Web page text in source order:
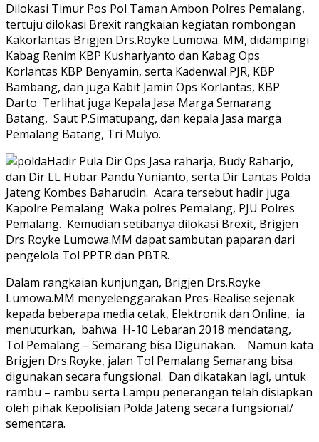
Dilokasi Timur Pos Pol Taman Ambon Polres Pemalang,
tertuju dilokasi Brexit rangkaian kegiatan rombongan
Kakorlantas Brigjen Drs.Royke Lumowa. MM, didampingi
Kabag Renim KBP Kushariyanto dan Kabag Ops
Korlantas KBP Benyamin, serta Kadenwal PJR, KBP
Bambang, dan juga Kabit Jamin Ops Korlantas, KBP
Darto. Terlihat juga Kepala Jasa Marga Semarang
Batang, Saut P.Simatupang, dan kepala Jasa marga
Pemalang Batang, Tri Mulyo.
Hadir Pula Dir Ops Jasa raharja, Budy Raharjo,
dan Dir LL Hubar Pandu Yunianto, serta Dir Lantas Polda
Jateng Kombes Baharudin. Acara tersebut hadir juga
Kapolre Pemalang Waka polres Pemalang, PJU Polres
Pemalang. Kemudian setibanya dilokasi Brexit, Brigjen
Drs Royke Lumowa.MM dapat sambutan paparan dari
pengelola Tol PPTR dan PBTR.
Dalam rangkaian kunjungan, Brigjen Drs.Royke
Lumowa.MM menyelenggarakan Pres-Realise sejenak
kepada beberapa media cetak, Elektronik dan Online, ia
menuturkan, bahwa H-10 Lebaran 2018 mendatang,
Tol Pemalang – Semarang bisa Digunakan. Namun kata
Brigjen Drs.Royke, jalan Tol Pemalang Semarang bisa
digunakan secara fungsional. Dan dikatakan lagi, untuk
rambu – rambu serta Lampu penerangan telah disiapkan
oleh pihak Kepolisian Polda Jateng secara fungsional/
sementara.